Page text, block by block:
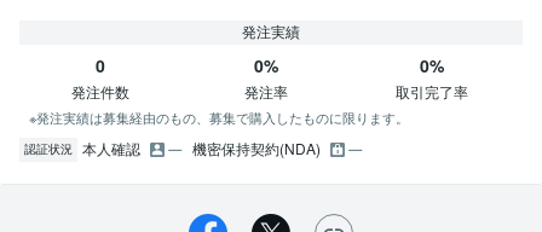
発注実績
0
発注件数
0%
発注率
0%
取引完了率
※発注実績は募集経由のもの、募集で購入したものに限ります。
認証状況 本人確認 機密保持契約(NDA)